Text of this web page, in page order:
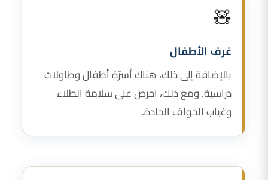
🧸
غرف الأطفال
بالإضافة إلى ذلك، هناك أسرّة أطفال وطاولات
دراسية. ومع ذلك، احرص على سلامة الطلاء
وغياب الحواف الحادة.